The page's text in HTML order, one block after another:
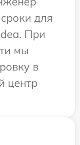
для
При
мы
в
центр